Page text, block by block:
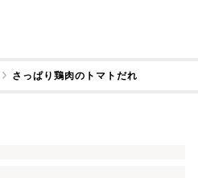
さっぱり鶏肉のトマトだれ